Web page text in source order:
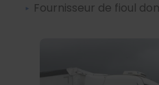
Fournisseur de fioul